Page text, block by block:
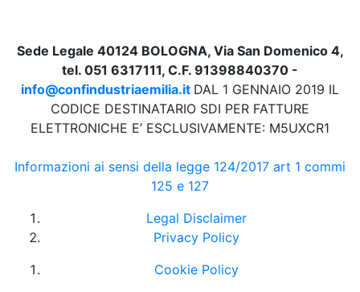
Sede Legale 40124 BOLOGNA, Via San Domenico 4,
tel. 051 6317111, C.F. 91398840370 -
info@confindustriaemilia.it DAL 1 GENNAIO 2019 IL
CODICE DESTINATARIO SDI PER FATTURE
ELETTRONICHE E’ ESCLUSIVAMENTE: M5UXCR1
Informazioni ai sensi della legge 124/2017 art 1 commi
125 e 127
Legal Disclaimer
Privacy Policy
Cookie Policy